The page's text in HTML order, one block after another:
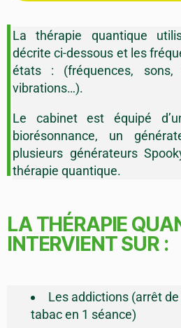
La thérapie quantique
décrite ci-dessous et les
états : (fréquences, sons,
vibrations…).
Le cabinet est équipé
biorésonnance, un
plusieurs générateurs
thérapie quantique.
LA THÉRAPIE
INTERVIENT SUR :
Les addictions (arrêt
tabac en 1 séance)